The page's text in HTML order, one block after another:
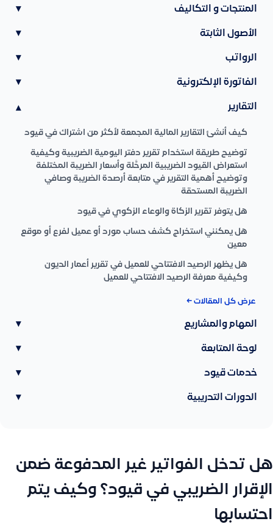
المنتجات و التكاليف ▾
الأصول الثابتة ▾
الرواتب ▾
الفاتورة الإلكترونية ▾
التقارير ▾
كيف أنشئ التقارير المالية المجمعة لأكثر من اشتراك في قيود
توضيح طريقة استخدام تقرير دفتر اليومية الضريبية وكيفية
استعراض القيود الضريبية المرحَّلة وأسعار الضريبة المختلفة
وتوضيح أهمية التقرير في متابعة أرصدة الضريبة وصافي
الضريبة المستحقة
هل يتوفر تقرير الزكاة والوعاء الزكوي في قيود
هل يمكنني استخراج كشف حساب مورد أو عميل لفرع أو موقع
معين
هل يظهر الرصيد الافتتاحي للعميل في تقرير أعمار الديون
وكيفية معرفة الرصيد الافتتاحي للعميل
عرض كل المقالات ←
المهام والمشاريع ▾
لوحة المتابعة ▾
خدمات قيود ▾
الدورات التدريبية ▾
هل تدخل الفواتير غير المدفوعة ضمن
الإقرار الضريبي في قيود؟ وكيف يتم
احتسابها